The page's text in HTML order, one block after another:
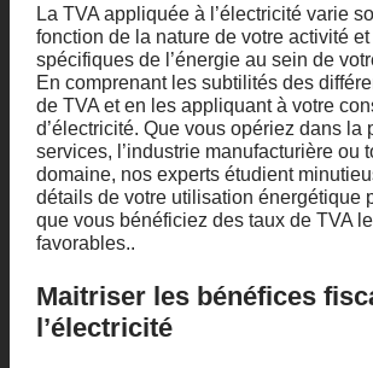
La TVA appliquée à l’électricité varie
fonction de la nature de votre activité
spécifiques de l’énergie au sein de
En comprenant les subtilités des
de TVA et en les appliquant à votre
d’électricité. Que vous opériez dans la
services, l’industrie manufacturière ou
domaine, nos experts étudient
détails de votre utilisation énergétique
que vous bénéficiez des taux de TVA
favorables..
Maitriser les bénéfices
l’électricité